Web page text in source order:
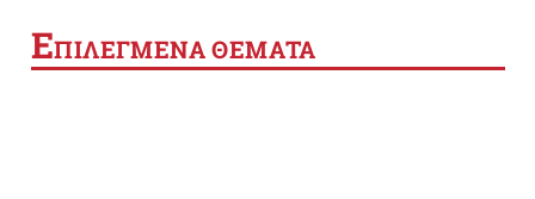
ΕΠΙΛΕΓΜΕΝΑ ΘΕΜΑΤΑ